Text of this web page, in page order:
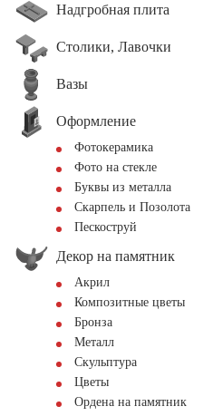
Надгробная плита
Столики, Лавочки
Вазы
Оформление
Фотокерамика
Фото на стекле
Буквы из металла
Скарпель и Позолота
Пескоструй
Декор на памятник
Акрил
Композитные цветы
Бронза
Металл
Скульптура
Цветы
Ордена на памятник